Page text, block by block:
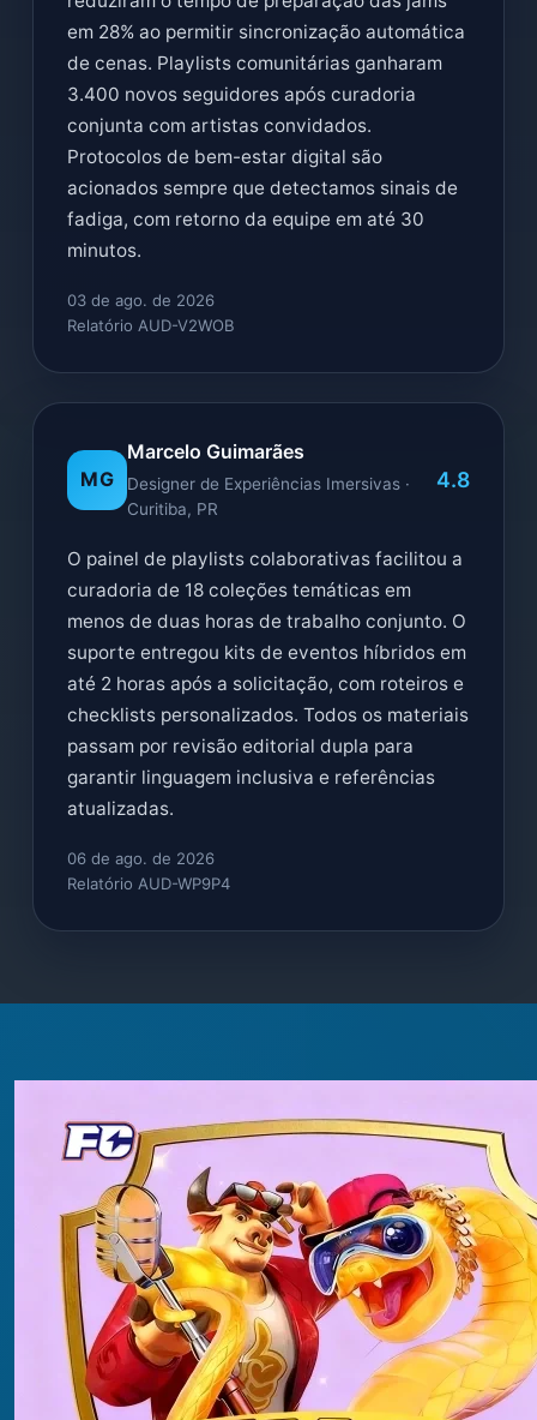
em 28% ao permitir sincronização automática
de cenas. Playlists comunitárias ganharam
3.400 novos seguidores após curadoria
conjunta com artistas convidados.
Protocolos de bem-estar digital são
acionados sempre que detectamos sinais de
fadiga, com retorno da equipe em até 30
minutos.
03 de ago. de 2026
Relatório AUD-V2WOB
MG
Marcelo Guimarães
Designer de Experiências Imersivas ·
Curitiba, PR
4.8
O painel de playlists colaborativas facilitou a
curadoria de 18 coleções temáticas em
menos de duas horas de trabalho conjunto. O
suporte entregou kits de eventos híbridos em
até 2 horas após a solicitação, com roteiros e
checklists personalizados. Todos os materiais
passam por revisão editorial dupla para
garantir linguagem inclusiva e referências
atualizadas.
06 de ago. de 2026
Relatório AUD-WP9P4